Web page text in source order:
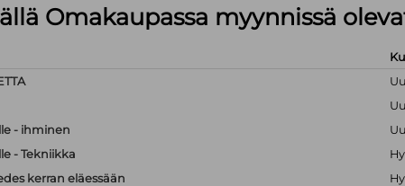
Omakaupassa myynnissä
- ihminen
- Tekniikka
kerran eläessään